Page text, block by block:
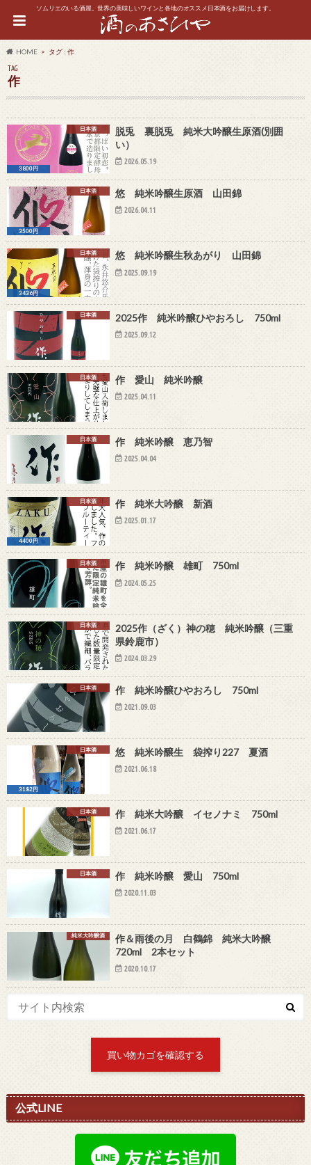
ソムリエのいる酒屋。世界の美味しいワインと各地のオススメ日本酒をお届けします。
HOME タグ : 作
TAG
作
日本酒
3800円
脱兎 裏脱兎 純米大吟醸生原酒(別囲
い）
2026.05.19
日本酒
3500円
悠 純米吟醸生原酒 山田錦
2026.04.11
日本酒
3436円
悠 純米吟醸生秋あがり 山田錦
2025.09.19
日本酒 2025作 純米吟醸ひやおろし 750ml
2025.09.12
日本酒 作 愛山 純米吟醸
2025.04.11
日本酒 作 純米吟醸 恵乃智
2025.04.04
日本酒
4400円
作 純米大吟醸 新酒
2025.01.17
日本酒 作 純米吟醸 雄町 750ml
2024.05.25
日本酒
2025作（ざく）神の穂 純米吟醸（三重
県鈴鹿市）
2024.03.29
日本酒 作 純米吟醸ひやおろし 750ml
2021.09.03
日本酒
3182円
悠 純米吟醸生 袋搾り227 夏酒
2021.06.18
日本酒 作 純米大吟醸 イセノナミ 750ml
2021.06.17
日本酒 作 純米吟醸 愛山 750ml
2020.11.03
純米大吟醸酒
作＆雨後の月 白鶴錦 純米大吟醸
720ml 2本セット
2020.10.17
買い物カゴを確認する
公式LINE